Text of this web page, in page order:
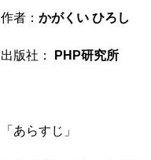
作者：かがくい ひろし
出版社： PHP研究所
「あらすじ」